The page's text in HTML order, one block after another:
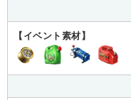
【イベント素材】